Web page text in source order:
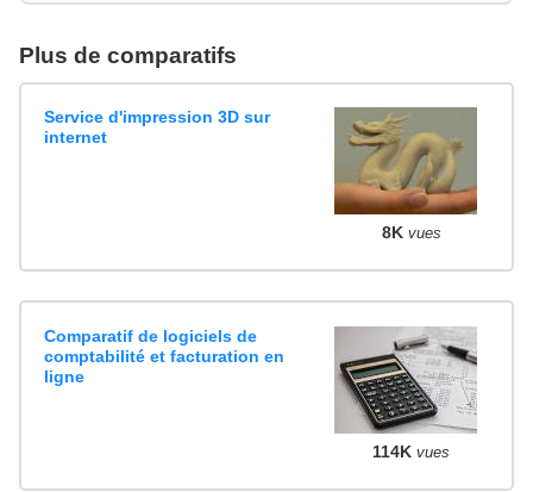
Plus de comparatifs
Service d'impression 3D sur
internet
8K vues
Comparatif de logiciels de
comptabilité et facturation en
ligne
114K vues